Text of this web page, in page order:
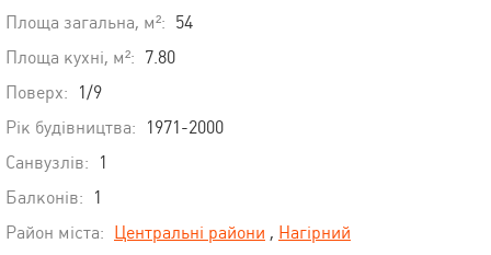
Площа загальна, м²: 54
Площа кухні, м²: 7.80
Поверх:
1/9
Рік будівництва:
1971-2000
Санвузлів:
1
Балконів:
1
Район міста: Центральні райони , Нагірний